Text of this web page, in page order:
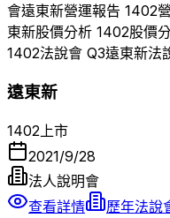
會遠東新營運報告 1402
東新股價分析 1402股價
1402法說會 Q3遠東新法
遠東新
1402上市
2021/9/28
法人說明會
查看詳情
歷年法說